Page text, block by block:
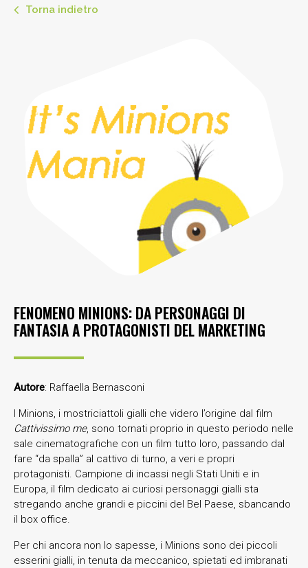
Torna indietro
FENOMENO MINIONS: DA PERSONAGGI DI
FANTASIA A PROTAGONISTI DEL MARKETING
Autore: Raffaella Bernasconi
I Minions, i mostriciattoli gialli che videro l’origine dal film
Cattivissimo me, sono tornati proprio in questo periodo nelle
sale cinematografiche con un film tutto loro, passando dal
fare “da spalla” al cattivo di turno, a veri e propri
protagonisti. Campione di incassi negli Stati Uniti e in
Europa, il film dedicato ai curiosi personaggi gialli sta
stregando anche grandi e piccini del Bel Paese, sbancando
il box office.
Per chi ancora non lo sapesse, i Minions sono dei piccoli
esserini gialli, in tenuta da meccanico, spietati ed imbranati